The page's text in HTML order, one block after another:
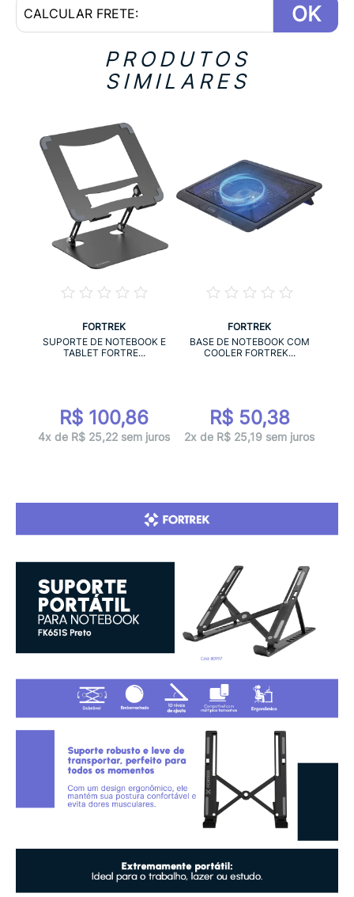
OK
PRODUTOS
SIMILARES
FORTREK
SUPORTE DE NOTEBOOK E
TABLET FORTRE...
R$ 100,86
4x de R$ 25,22 sem juros
FORTREK
BASE DE NOTEBOOK COM
COOLER FORTREK...
R$ 50,38
2x de R$ 25,19 sem juros